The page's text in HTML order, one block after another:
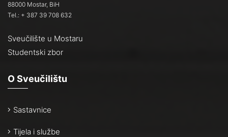
88000 Mostar, BiH
Tel.: + 387 39 708 632
Sveučilište u Mostaru
Studentski zbor
O Sveučilištu
Sastavnice
Tijela i službe